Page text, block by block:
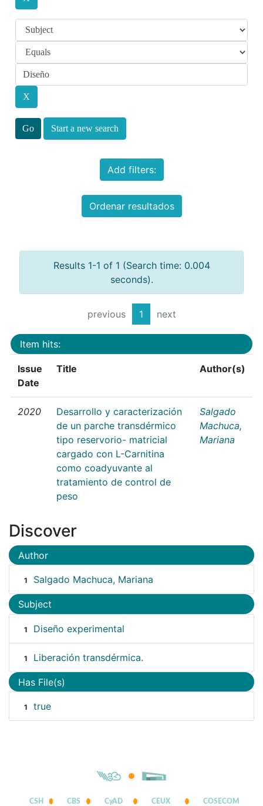
Start a new search
Add filters:
Ordenar resultados
Results 1-1 of 1 (Search time: 0.004
seconds).
previous 1 next
Item hits:
Issue
Date
Title Author(s)
2020
Desarrollo y caracterización
de un parche transdérmico
tipo reservorio- matricial
cargado con L-Carnitina
como coadyuvante al
tratamiento de control de
peso
Salgado
Machuca,
Mariana
Discover
Author
1 Salgado Machuca, Mariana
Subject
1 Diseño experimental
1 Liberación transdérmica.
Has File(s)
1 true
CSH CBS CyAD CEUX COSECOM